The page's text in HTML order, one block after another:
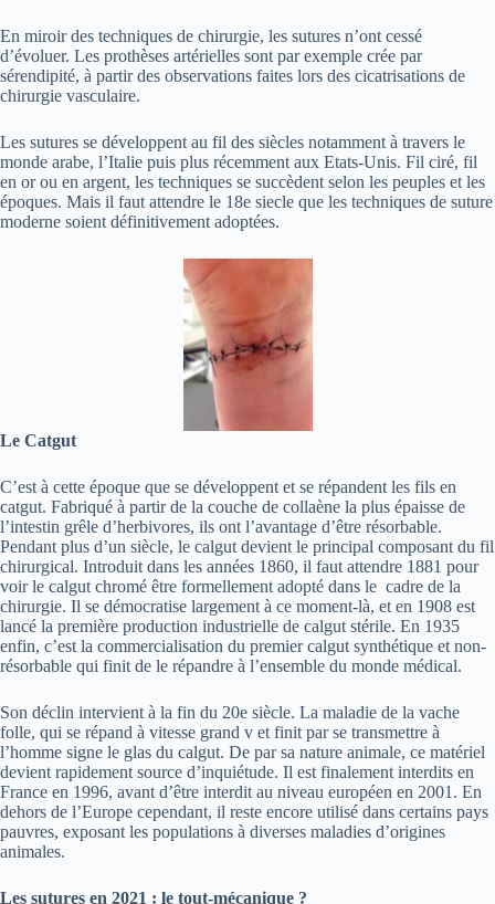
En miroir des techniques de chirurgie, les sutures n’ont cessé
d’évoluer. Les prothèses artérielles sont par exemple crée par
sérendipité, à partir des observations faites lors des cicatrisations de
chirurgie vasculaire.
Les sutures se développent au fil des siècles notamment à travers le
monde arabe, l’Italie puis plus récemment aux Etats-Unis. Fil ciré, fil
en or ou en argent, les techniques se succèdent selon les peuples et les
époques. Mais il faut attendre le 18e siecle que les techniques de suture
moderne soient définitivement adoptées.
Le Catgut
C’est à cette époque que se développent et se répandent les fils en
catgut. Fabriqué à partir de la couche de collaène la plus épaisse de
l’intestin grêle d’herbivores, ils ont l’avantage d’être résorbable.
Pendant plus d’un siècle, le calgut devient le principal composant du fil
chirurgical. Introduit dans les années 1860, il faut attendre 1881 pour
voir le calgut chromé être formellement adopté dans le cadre de la
chirurgie. Il se démocratise largement à ce moment-là, et en 1908 est
lancé la première production industrielle de calgut stérile. En 1935
enfin, c’est la commercialisation du premier calgut synthétique et non-
résorbable qui finit de le répandre à l’ensemble du monde médical.
Son déclin intervient à la fin du 20e siècle. La maladie de la vache
folle, qui se répand à vitesse grand v et finit par se transmettre à
l’homme signe le glas du calgut. De par sa nature animale, ce matériel
devient rapidement source d’inquiétude. Il est finalement interdits en
France en 1996, avant d’être interdit au niveau européen en 2001. En
dehors de l’Europe cependant, il reste encore utilisé dans certains pays
pauvres, exposant les populations à diverses maladies d’origines
animales.
Les sutures en 2021 : le tout-mécanique ?